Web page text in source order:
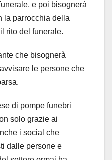
e poi bisognerà
la parrocchia della
rito del funerale.
che bisognerà
le persone che
di pompe funebri
solo grazie ai
i social che
dalle persone e